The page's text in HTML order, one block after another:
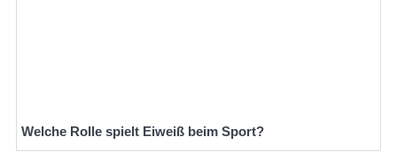
Welche Rolle spielt Eiweiß beim Sport?